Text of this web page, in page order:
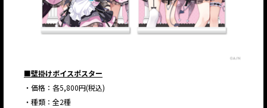
■壁掛けボイスポスター
・価格：各5,800円(税込)
・種類：全2種